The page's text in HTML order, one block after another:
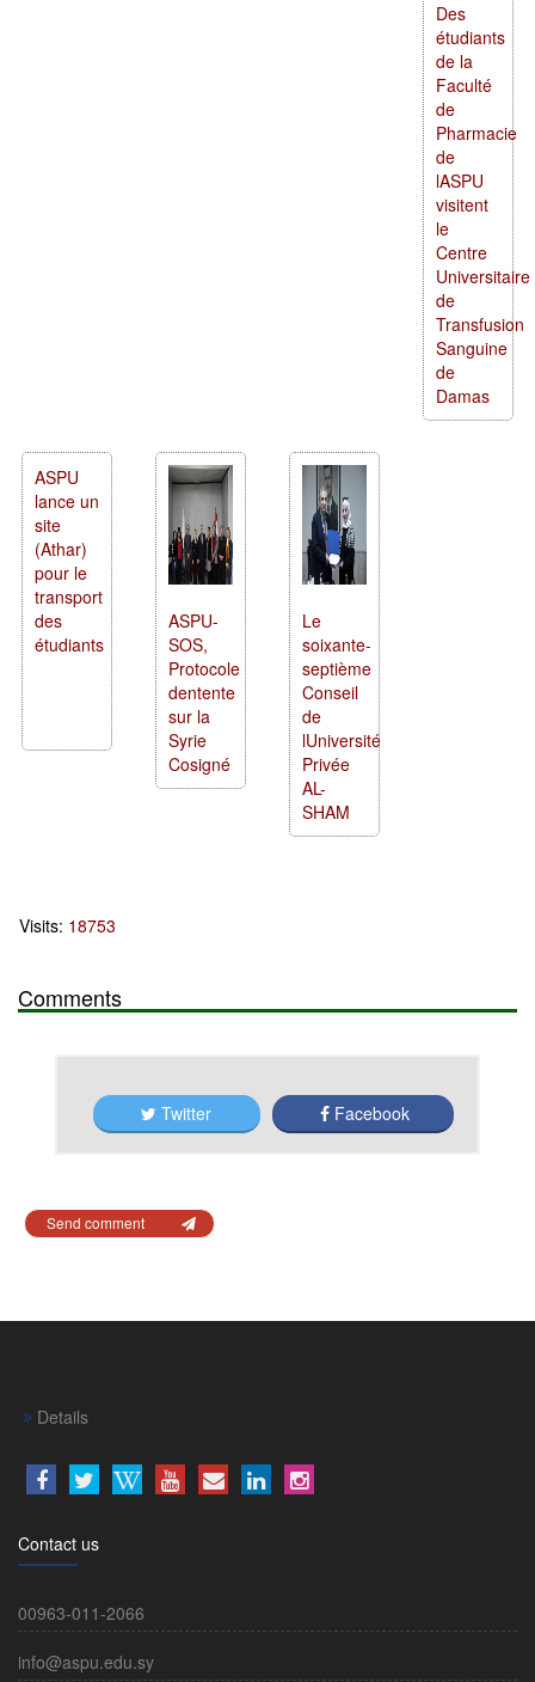
Des
étudiants
de la
Faculté
de
Pharmacie
de
lASPU
visitent
le
Centre
Universitaire
de
Transfusion
Sanguine
de
Damas
ASPU
lance un
site
(Athar)
pour le
transport
des
étudiants
ASPU-
SOS,
Protocole
dentente
sur la
Syrie
Cosigné
Le
soixante-
septième
Conseil
de
lUniversité
Privée
AL-
SHAM
Visits: 18753
Comments
Twitter Facebook
Send comment
Details
Contact us
00963-011-2066
info@aspu.edu.sy